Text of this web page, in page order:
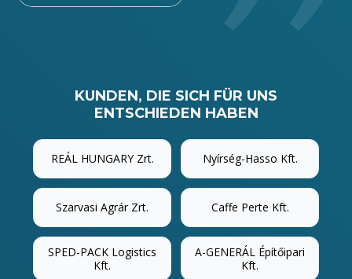
KUNDEN, DIE SICH FÜR UNS
ENTSCHIEDEN HABEN
REÁL HUNGARY Zrt. Nyírség-Hasso Kft.
Szarvasi Agrár Zrt. Caffe Perte Kft.
SPED-PACK Logistics
Kft.
A-GENERÁL Építőipari
Kft.